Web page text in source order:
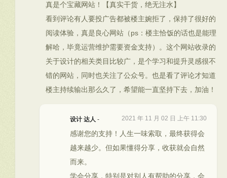
真是个宝藏网站！【真实干货，绝无注水】
看到评论有人要投广告都被楼主婉拒了，保持了很好的
阅读体验，真是良心网站（ps：楼主恰饭的话也是能理
解哈，毕竟运营维护需要资金支持）。这个网站收录的
关于设计的相关类目比较广，是个学习和提升灵感很不
错的网站，同时也关注了公众号。也是看了评论才知道
楼主持续输出那么久了，希望能一直坚持下去，加油！
设计 达人 - 2021 年 11 月 02 日 上午 11:30
感谢您的支持！人生一味索取，最终获得会
越来越少。但如果懂得分享，收获就会自然
而来。
学会分享，特别是对别人有帮助的分享，会